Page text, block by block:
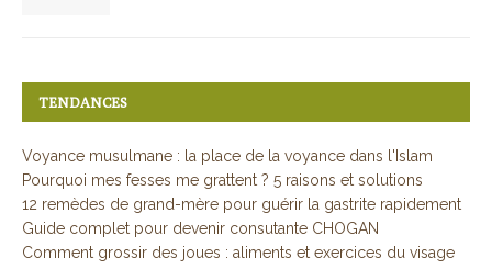
TENDANCES
Voyance musulmane : la place de la voyance dans l'Islam
Pourquoi mes fesses me grattent ? 5 raisons et solutions
12 remèdes de grand-mère pour guérir la gastrite rapidement
Guide complet pour devenir consutante CHOGAN
Comment grossir des joues : aliments et exercices du visage